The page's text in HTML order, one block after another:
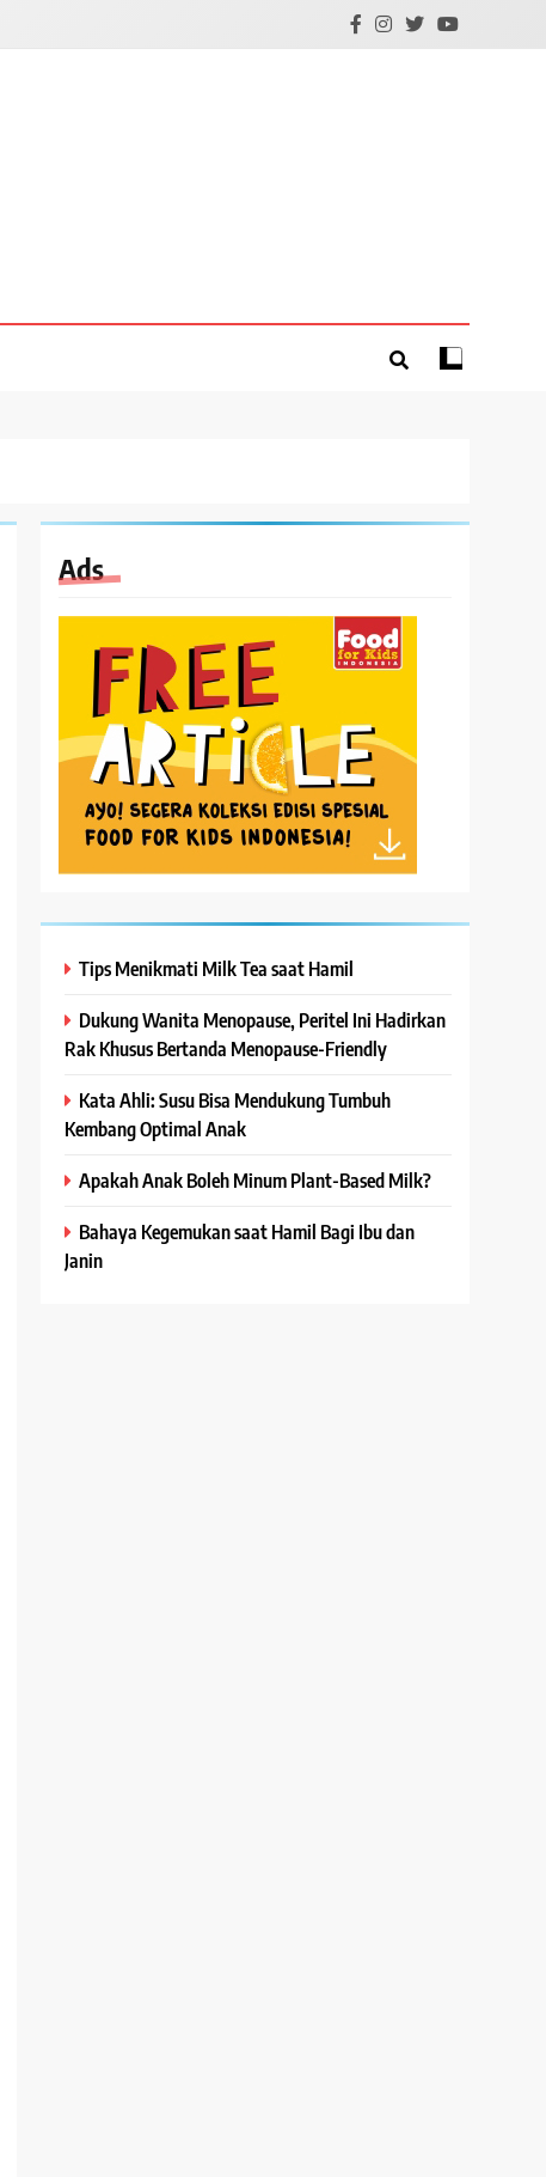
Ads
Tips Menikmati Milk Tea saat Hamil
Dukung Wanita Menopause, Peritel Ini Hadirkan
Rak Khusus Bertanda Menopause-Friendly
Kata Ahli: Susu Bisa Mendukung Tumbuh
Kembang Optimal Anak
Apakah Anak Boleh Minum Plant-Based Milk?
Bahaya Kegemukan saat Hamil Bagi Ibu dan
Janin